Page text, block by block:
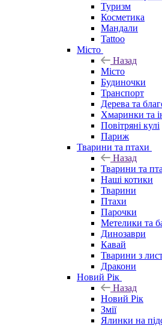
Туризм
Косметика
Мандали
Tattoo
Місто
Назад
Місто
Будиночки
Транспорт
Дерева та
Хмаринки та
Повітряні кулі
Париж
Тварини та птахи
Назад
Тварини та
Наші котики
Тварини
Птахи
Парочки
Метелики та
Динозаври
Кавай
Тварини з
Дракони
Новий Рік
Назад
Новий Рік
Змії
Ялинки на